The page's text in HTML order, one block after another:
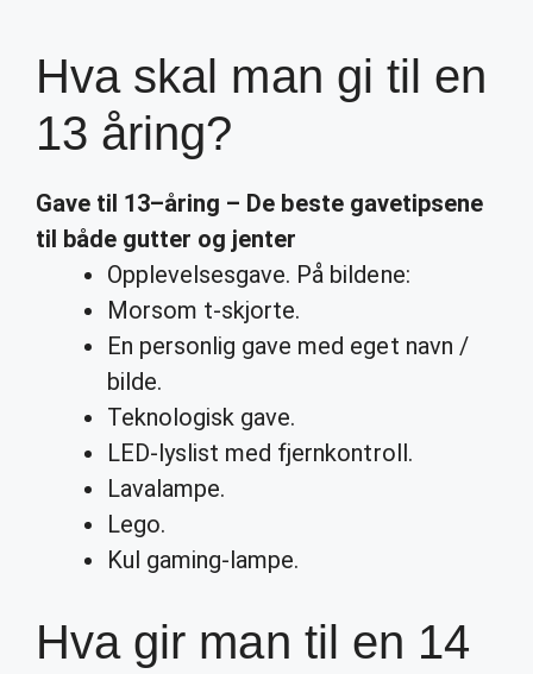
Hva skal man gi til en
13 åring?
Gave til 13–åring – De beste gavetipsene
til både gutter og jenter
Opplevelsesgave. På bildene:
Morsom t-skjorte.
En personlig gave med eget navn /
bilde.
Teknologisk gave.
LED-lyslist med fjernkontroll.
Lavalampe.
Lego.
Kul gaming-lampe.
Hva gir man til en 14